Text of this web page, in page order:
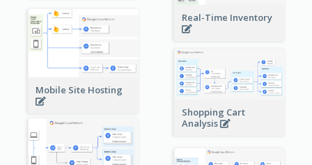
Real-Time Inventory
Mobile Site Hosting
Shopping Cart
Analysis